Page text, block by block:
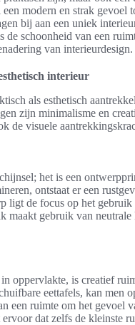
modern en strak gevoel
bij aan een uniek
schoonheid van een
van interieurdesign.
interieur
als esthetisch
zijn minimalisme en
de visuele
het is een
ontstaat er een
de focus op het gebruik
maakt gebruik van
oppervlakte, is creatief
eettafels, kan men
een ruimte om het gevoel
dat zelfs de kleinste